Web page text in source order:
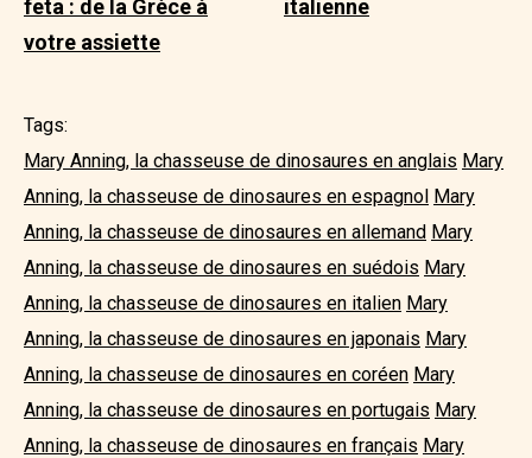
feta : de la Grèce à
votre assiette
italienne
Tags:
Mary Anning, la chasseuse de dinosaures en anglais Mary
Anning, la chasseuse de dinosaures en espagnol Mary
Anning, la chasseuse de dinosaures en allemand Mary
Anning, la chasseuse de dinosaures en suédois Mary
Anning, la chasseuse de dinosaures en italien Mary
Anning, la chasseuse de dinosaures en japonais Mary
Anning, la chasseuse de dinosaures en coréen Mary
Anning, la chasseuse de dinosaures en portugais Mary
Anning, la chasseuse de dinosaures en français Mary